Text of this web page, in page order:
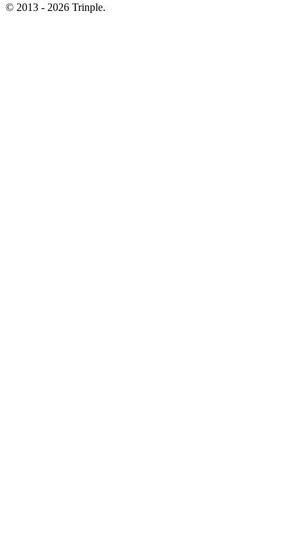
© 2013 - 2026 Trinple.